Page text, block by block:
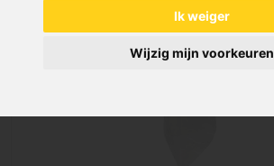
Ik weiger
Wijzig mijn voorkeuren